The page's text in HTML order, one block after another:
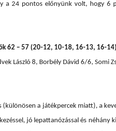
a 24 pontos előnyünk volt, hogy 6
62 – 57 (20-12, 10-18, 16-13, 16-14)
László 8, Borbély Dávid 6/6, Somi
(különösen a játékpercek miatt), a
jó lepattanózással és